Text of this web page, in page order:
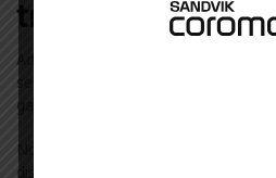
trabajamos en
Además de Heco, colaboramos con
sector industrial en Olite. Descubre
gama de marcas visitando nuestra
distribuidor de confianza de Heco